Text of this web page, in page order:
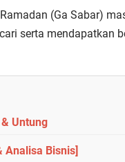
(Ga Sabar)
serta mendapatkan
Untung
Analisa Bisnis]